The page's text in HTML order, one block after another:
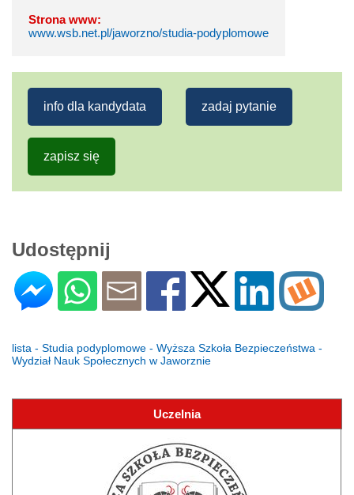
Strona www:
www.wsb.net.pl/jaworzno/studia-podyplomowe
info dla kandydata zadaj pytanie
zapisz się
Udostępnij
lista - Studia podyplomowe - Wyższa Szkoła Bezpieczeństwa -
Wydział Nauk Społecznych w Jaworznie
Uczelnia